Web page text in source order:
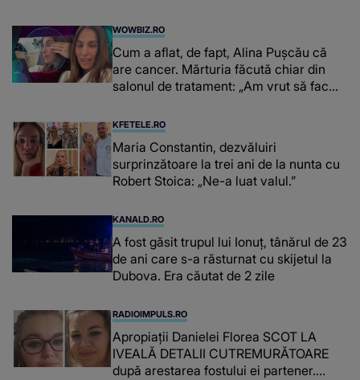
WOWBIZ.RO
Cum a aflat, de fapt, Alina Pușcău că
are cancer. Mărturia făcută chiar din
salonul de tratament: „Am vrut să fac
înțepe sânul”
KFETELE.RO
Maria Constantin, dezvăluiri
surprinzătoare la trei ani de la nunta cu
Robert Stoica: „Ne-a luat valul.”
KANALD.RO
A fost găsit trupul lui Ionuț, tânărul de 23
de ani care s-a răsturnat cu skijetul la
Dubova. Era căutat de 2 zile
RADIOIMPULS.RO
Apropiații Danielei Florea SCOT LA
IVEALĂ DETALII CUTREMURĂTOARE
după arestarea fostului ei partener.